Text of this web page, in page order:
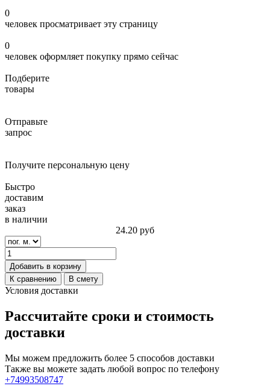
0
человек просматривает эту страницу
0
человек оформляет покупку прямо сейчас
Подберите
товары
Отправьте
запрос
Получите персональную цену
Быстро
доставим
заказ
в наличии
24.20 руб
Добавить в корзину
К сравнению
В смету
Условия доставки
Рассчитайте сроки и стоимость
доставки
Мы можем предложить более 5 способов доставки
Также вы можете задать любой вопрос по телефону
+74993508747